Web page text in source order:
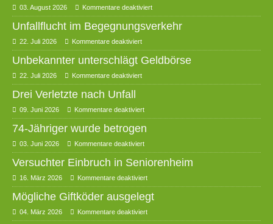
03. August 2026 Kommentare deaktiviert
Unfallflucht im Begegnungsverkehr
22. Juli 2026 Kommentare deaktiviert
Unbekannter unterschlägt Geldbörse
22. Juli 2026 Kommentare deaktiviert
Drei Verletzte nach Unfall
09. Juni 2026 Kommentare deaktiviert
74-Jähriger wurde betrogen
03. Juni 2026 Kommentare deaktiviert
Versuchter Einbruch in Seniorenheim
16. März 2026 Kommentare deaktiviert
Mögliche Giftköder ausgelegt
04. März 2026 Kommentare deaktiviert